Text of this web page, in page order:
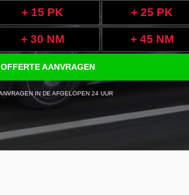
+ 15 PK + 25 PK
+ 30 NM + 45 NM
AANVRAGEN
IN DE AFGELOPEN 24 UUR